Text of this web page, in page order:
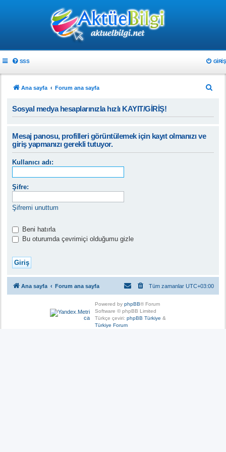
SSS GIRIŞ
Ana sayfa Forum ana sayfa
Sosyal medya hesaplarınızla hızlı KAYIT/GİRİŞ!
Mesaj panosu, profilleri görüntülemek için kayıt olmanızı ve
giriş yapmanızı gerekli tutuyor.
Kullanıcı adı:
Şifre:
Şifremi unuttum
Beni hatırla
Bu oturumda çevrimiçi olduğumu gizle
Ana sayfa Forum ana sayfa Tüm zamanlar UTC+03:00
Powered by phpBB® Forum
Software © phpBB Limited
Türkçe çeviri: phpBB Türkiye &
Türkiye Forum